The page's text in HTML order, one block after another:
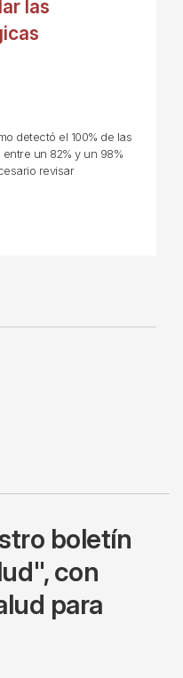
las
detectó el 100% de las
un 82% y un 98%
revisar
boletín
con
para